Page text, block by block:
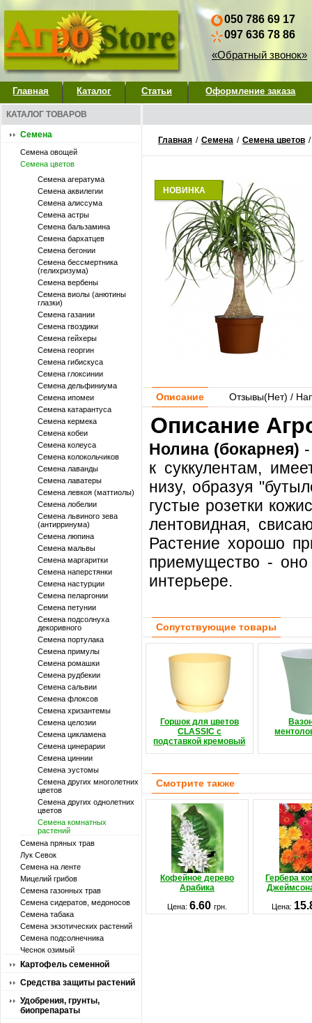
050 786 69 17
097 636 78 86
«Обратный звонок»
Главная Каталог Статьи Оформление заказа
КАТАЛОГ ТОВАРОВ
Семена
Семена овощей
Семена цветов
Семена агератума
Семена аквилегии
Семена алиссума
Семена астры
Семена бальзамина
Семена бархатцев
Семена бегонии
Семена бессмертника
(гелихризума)
Семена вербены
Семена виолы (анютины
глазки)
Семена газании
Семена гвоздики
Семена гейхеры
Семена георгин
Семена гибискуса
Семена глоксинии
Семена дельфиниума
Семена ипомеи
Семена катарантуса
Семена кермека
Семена кобеи
Семена колеуса
Семена колокольчиков
Семена лаванды
Семена лаватеры
Семена левкоя (маттиолы)
Семена лобелии
Семена львиного зева
(антирринума)
Семена люпина
Семена мальвы
Семена маргаритки
Семена наперстянки
Семена настурции
Семена пеларгонии
Семена петунии
Семена подсолнуха
декоривного
Семена портулака
Семена примулы
Семена ромашки
Семена рудбекии
Семена сальвии
Семена флоксов
Семена хризантемы
Семена целозии
Семена цикламена
Семена цинерарии
Семена циннии
Семена эустомы
Семена других многолетних
цветов
Семена других однолетних
цветов
Семена комнатных
растений
Семена пряных трав
Лук Севок
Семена на ленте
Мицелий грибов
Семена газонных трав
Семена сидератов, медоносов
Семена табака
Семена экзотических растений
Семена подсолнечника
Чеснок озимый
Картофель семенной
Средства защиты растений
Удобрения, грунты,
биопрепараты
Главная / Семена / Семена цветов /
НОВИНКА
Описание Отзывы(Нет) /
Описание
Нолина (бокарнея)
к суккулентам,
низу, образуя
густые розетки
лентовидная,
Растение хорошо
приемущество -
интерьере.
Сопутствующие товары
Горшок для цветов
CLASSIC с
подставкой кремовый
Смотрите также
Кофейное дерево
Арабика
Гербера
Цена: 6.60 грн. Цена: